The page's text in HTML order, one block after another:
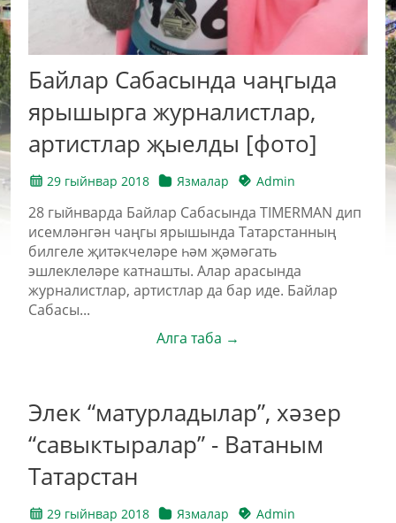
Байлар Сабасында чаңгыда
ярышырга журналистлар,
артистлар җыелды [фото]
29 гыйнвар 2018 Язмалар Admin
28 гыйнварда Байлар Сабасында TIMERMAN дип
исемләнгән чаңгы ярышында Татарстанның
билгеле җитәкчеләре һәм җәмәгать
эшлеклеләре катнашты. Алар арасында
журналистлар, артистлар да бар иде. Байлар
Сабасы...
Алга таба →
Элек “матурладылар”, хәзер
“савыктыралар” - Ватаным
Татарстан
29 гыйнвар 2018 Язмалар Admin